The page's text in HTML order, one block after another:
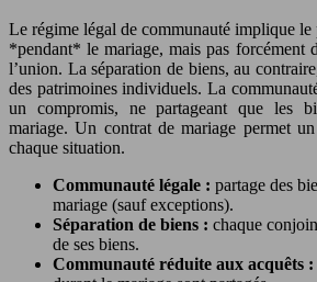
Le régime légal de communauté implique le
*pendant* le mariage, mais pas forcément
l’union. La séparation de biens, au
des patrimoines individuels. La
un compromis, ne partageant que les
mariage. Un contrat de mariage permet
chaque situation.
Communauté légale : partage des
mariage (sauf exceptions).
Séparation de biens : chaque
de ses biens.
Communauté réduite aux acquêts :